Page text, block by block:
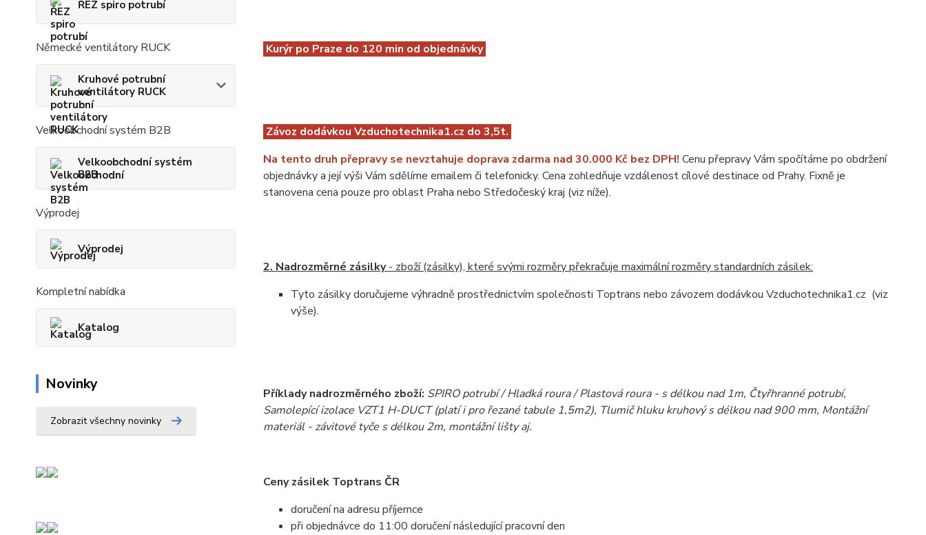
ŘEZ spiro potrubí
Německé ventilátory RUCK
Kruhové potrubní
ventilátory RUCK
Velkoobchodní systém B2B
Velkoobchodní systém
B2B
Výprodej
Výprodej
Kompletní nabídka
Katalog
Novinky
Zobrazit všechny novinky
Kurýr po Praze do 120 min od objednávky
Závoz dodávkou Vzduchotechnika1.cz do 3,5t.
Na tento druh přepravy se nevztahuje doprava zdarma nad 30.000 Kč bez DPH! Cenu přepravy Vám spočítáme po obdržení
objednávky a její výši Vám sdělíme emailem či telefonicky. Cena zohledňuje vzdálenost cílové destinace od Prahy. Fixně je
stanovena cena pouze pro oblast Praha nebo Středočeský kraj (viz níže).
2. Nadrozměrné zásilky- zboží (zásilky), které svými rozměry překračuje maximální rozměry standardních zásilek:
Tyto zásilky doručujeme výhradně prostřednictvím společnosti Toptrans nebo závozem dodávkou Vzduchotechnika1.cz (viz
výše).
Příklady nadrozměrného zboží: SPIRO potrubí / Hladká roura / Plastová roura - s délkou nad 1m, Čtyřhranné potrubí,
Samolepící izolace VZT1 H-DUCT (platí i pro řezané tabule 1,5m2), Tlumič hluku kruhový s délkou nad 900 mm, Montážní
materiál - závitové tyče s délkou 2m, montážní lišty aj.
Ceny zásilek Toptrans ČR
doručení na adresu příjemce
při objednávce do 11:00 doručení následující pracovní den